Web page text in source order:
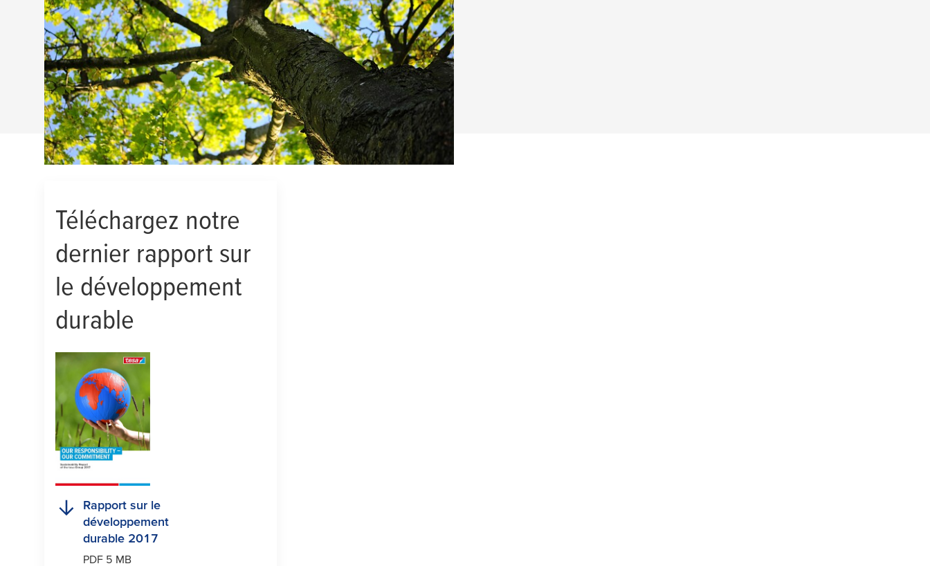
conscients de notre responsabilité envers les gens et
l’environnement. Nous y associons un système de management
environnemental exigeant et des projets à l’échelle mondiale.
EN SAVOIR PLUS
Téléchargez notre
dernier rapport sur
le développement
durable
Rapport sur le
développement
durable 2017
PDF 5 MB